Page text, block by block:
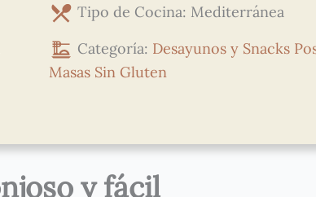
Tipo de Cocina: Mediterránea
Categoría: Desayunos y Snacks
Masas Sin Gluten
y fácil